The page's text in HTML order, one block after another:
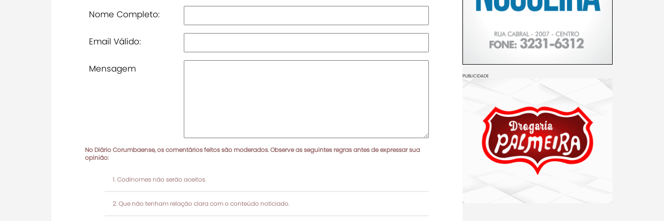
Nome Completo:
Email Válido:
Mensagem
No Diário Corumbaense, os comentários feitos são moderados. Observe as seguintes regras antes de expressar sua
opinião:
Codinomes não serão aceitos.
Que não tenham relação clara com o conteúdo noticiado.
PUBLICIDADE